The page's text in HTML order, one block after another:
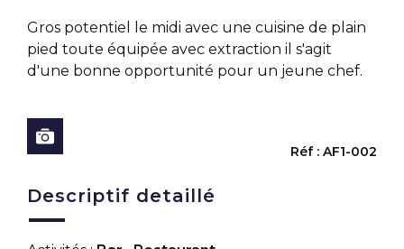
Gros potentiel le midi avec une cuisine de plain
pied toute équipée avec extraction il s'agit
d'une bonne opportunité pour un jeune chef.
Réf : AF1-002
Descriptif detaillé